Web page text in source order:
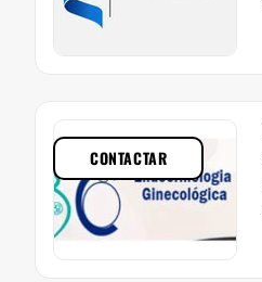
CONTACTAR